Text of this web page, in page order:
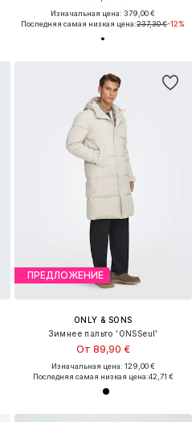
Изначальная цена: 379,00 €
Последняя самая низкая цена:237,30 €-12%
ПРЕДЛОЖЕНИЕ
ONLY & SONS
Зимнее пальто 'ONSSeul'
От 89,90 €
Изначальная цена: 129,00 €
Последняя самая низкая цена:42,71 €